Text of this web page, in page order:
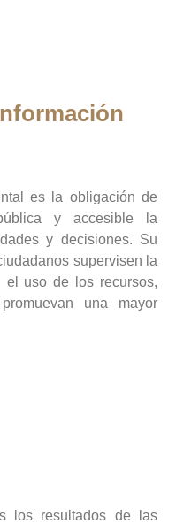
es la obligación de
y accesible la
y decisiones. Su
supervisen la
el uso de los recursos,
una mayor
los resultados de las